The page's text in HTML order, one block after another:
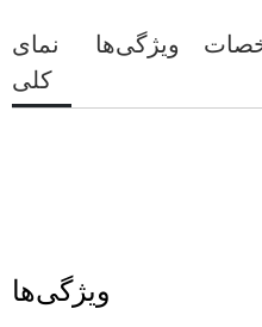
نمای
کلی
ویژگی‌ها
ویژگی‌ها